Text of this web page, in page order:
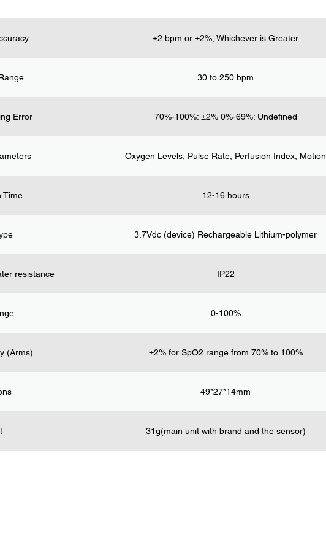
±2 bpm or ±2%, Whichever is Greater
30 to 250 bpm
Error 70%-100%: ±2% 0%-69%: Undefined
Oxygen Levels, Pulse Rate, Perfusion Index, Motion
Time 12-16 hours
3.7Vdc (device) Rechargeable Lithium-polymer
resistance IP22
0-100%
(Arms) ±2% for SpO2 range from 70% to 100%
49*27*14mm
31g(main unit with brand and the sensor)